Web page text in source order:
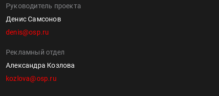
Руководитель проекта
Денис Самсонов
denis@osp.ru
Рекламный отдел
Александра Козлова
kozlova@osp.ru